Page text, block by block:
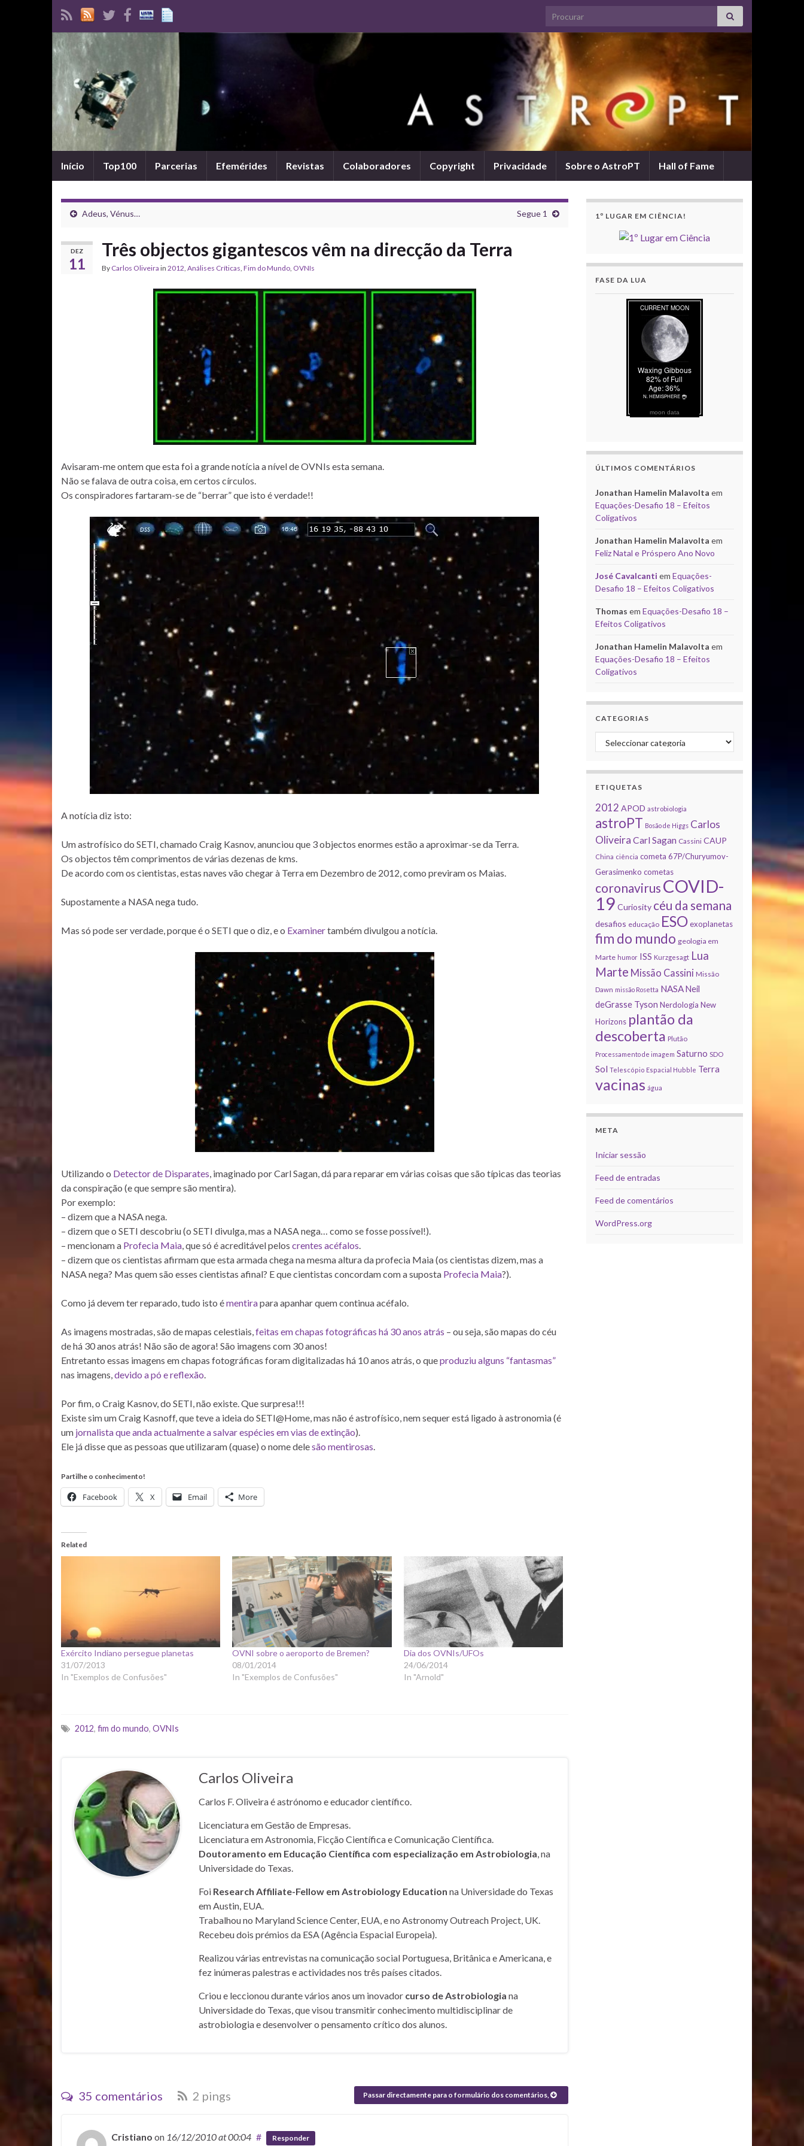
Search for:
Início Top100 Parcerias Efemérides Revistas Colaboradores Copyright Privacidade Sobre o AstroPT Hall of Fame
Adeus, Vénus… Segue 1
DEZ
11
Três objectos gigantescos vêm na direcção da Terra
By Carlos Oliveira in 2012, Análises Críticas, Fim do Mundo, OVNIs
Avisaram-me ontem que esta foi a grande notícia a nível de OVNIs esta semana.
Não se falava de outra coisa, em certos círculos.
Os conspiradores fartaram-se de “berrar” que isto é verdade!!
A notícia diz isto:
Um astrofísico do SETI, chamado Craig Kasnov, anunciou que 3 objectos enormes estão a aproximar-se da Terra.
Os objectos têm comprimentos de várias dezenas de kms.
De acordo com os cientistas, estas naves vão chegar à Terra em Dezembro de 2012, como previram os Maias.
Supostamente a NASA nega tudo.
Mas só pode ser verdade, porque é o SETI que o diz, e o Examinertambém divulgou a notícia.
Utilizando o Detector de Disparates, imaginado por Carl Sagan, dá para reparar em várias coisas que são típicas das teorias
da conspiração (e que sempre são mentira).
Por exemplo:
– dizem que a NASA nega.
– dizem que o SETI descobriu (o SETI divulga, mas a NASA nega… como se fosse possível!).
– mencionam a Profecia Maia, que só é acreditável pelos crentes acéfalos.
– dizem que os cientistas afirmam que esta armada chega na mesma altura da profecia Maia (os cientistas dizem, mas a
NASA nega? Mas quem são esses cientistas afinal? E que cientistas concordam com a suposta Profecia Maia?).
Como já devem ter reparado, tudo isto émentirapara apanhar quem continua acéfalo.
As imagens mostradas, são de mapas celestiais,feitas em chapas fotográficas há 30 anos atrás – ou seja, são mapas do céu
de há 30 anos atrás! Não são de agora! São imagens com 30 anos!
Entretanto essas imagens em chapas fotográficas foram digitalizadas há 10 anos atrás, o queproduziu alguns “fantasmas”
nas imagens,devido a pó e reflexão.
Por fim, o Craig Kasnov, do SETI, não existe. Que surpresa!!!
Existe sim um Craig Kasnoff, que teve a ideia do SETI@Home, mas não é astrofísico, nem sequer está ligado à astronomia (é
um jornalista que anda actualmente a salvar espécies em vias de extinção).
Ele já disse que as pessoas que utilizaram (quase) o nome delesão mentirosas.
Partilhe o conhecimento!
Facebook X Email More
Related
Exército Indiano persegue planetas
31/07/2013
In "Exemplos de Confusões"
OVNI sobre o aeroporto de Bremen?
08/01/2014
In "Exemplos de Confusões"
Dia dos OVNIs/UFOs
24/06/2014
In "Arnold"
2012, fim do mundo, OVNIs
Carlos Oliveira
Carlos F. Oliveira é astrónomo e educador científico.
Licenciatura em Gestão de Empresas.
Licenciatura em Astronomia, Ficção Científica e Comunicação Científica.
Doutoramento em Educação Científica com especialização em Astrobiologia, na
Universidade do Texas.
Foi Research Affiliate-Fellow em Astrobiology Education na Universidade do Texas
em Austin, EUA.
Trabalhou no Maryland Science Center, EUA, e no Astronomy Outreach Project, UK.
Recebeu dois prémios da ESA (Agência Espacial Europeia).
Realizou várias entrevistas na comunicação social Portuguesa, Britânica e Americana, e
fez inúmeras palestras e actividades nos três países citados.
Criou e leccionou durante vários anos um inovador curso de Astrobiologia na
Universidade do Texas, que visou transmitir conhecimento multidisciplinar de
astrobiologia e desenvolver o pensamento crítico dos alunos.
35 comentários 2 pings Passar directamente para o formulário dos comentários,
Cristiano on 16/12/2010at 00:04 # Responder
1º LUGAR EM CIÊNCIA!
FASE DA LUA
moon data
ÚLTIMOS COMENTÁRIOS
Jonathan Hamelin Malavolta em
Equações-Desafio 18 – Efeitos
Coligativos
Jonathan Hamelin Malavolta em
Feliz Natal e Próspero Ano Novo
José Cavalcanti em Equações-
Desafio 18 – Efeitos Coligativos
Thomas em Equações-Desafio 18 –
Efeitos Coligativos
Jonathan Hamelin Malavolta em
Equações-Desafio 18 – Efeitos
Coligativos
CATEGORIAS
Categorias
ETIQUETAS
2012 APOD astrobiologia
astroPT Bosão de Higgs Carlos
Oliveira Carl Sagan Cassini CAUP
China ciência cometa 67P/Churyumov-
Gerasimenko cometas
coronavirus COVID-
19 Curiosity céu da semana
desafios educação ESO exoplanetas
fim do mundo geologia em
Marte humor ISS Kurzgesagt Lua
Marte Missão Cassini Missão
Dawn missão Rosetta NASA Neil
deGrasse Tyson Nerdologia New
Horizons plantão da
descoberta Plutão
Processamento de imagem Saturno SDO
Sol Telescópio Espacial Hubble Terra
vacinas água
META
Iniciar sessão
Feed de entradas
Feed de comentários
WordPress.org